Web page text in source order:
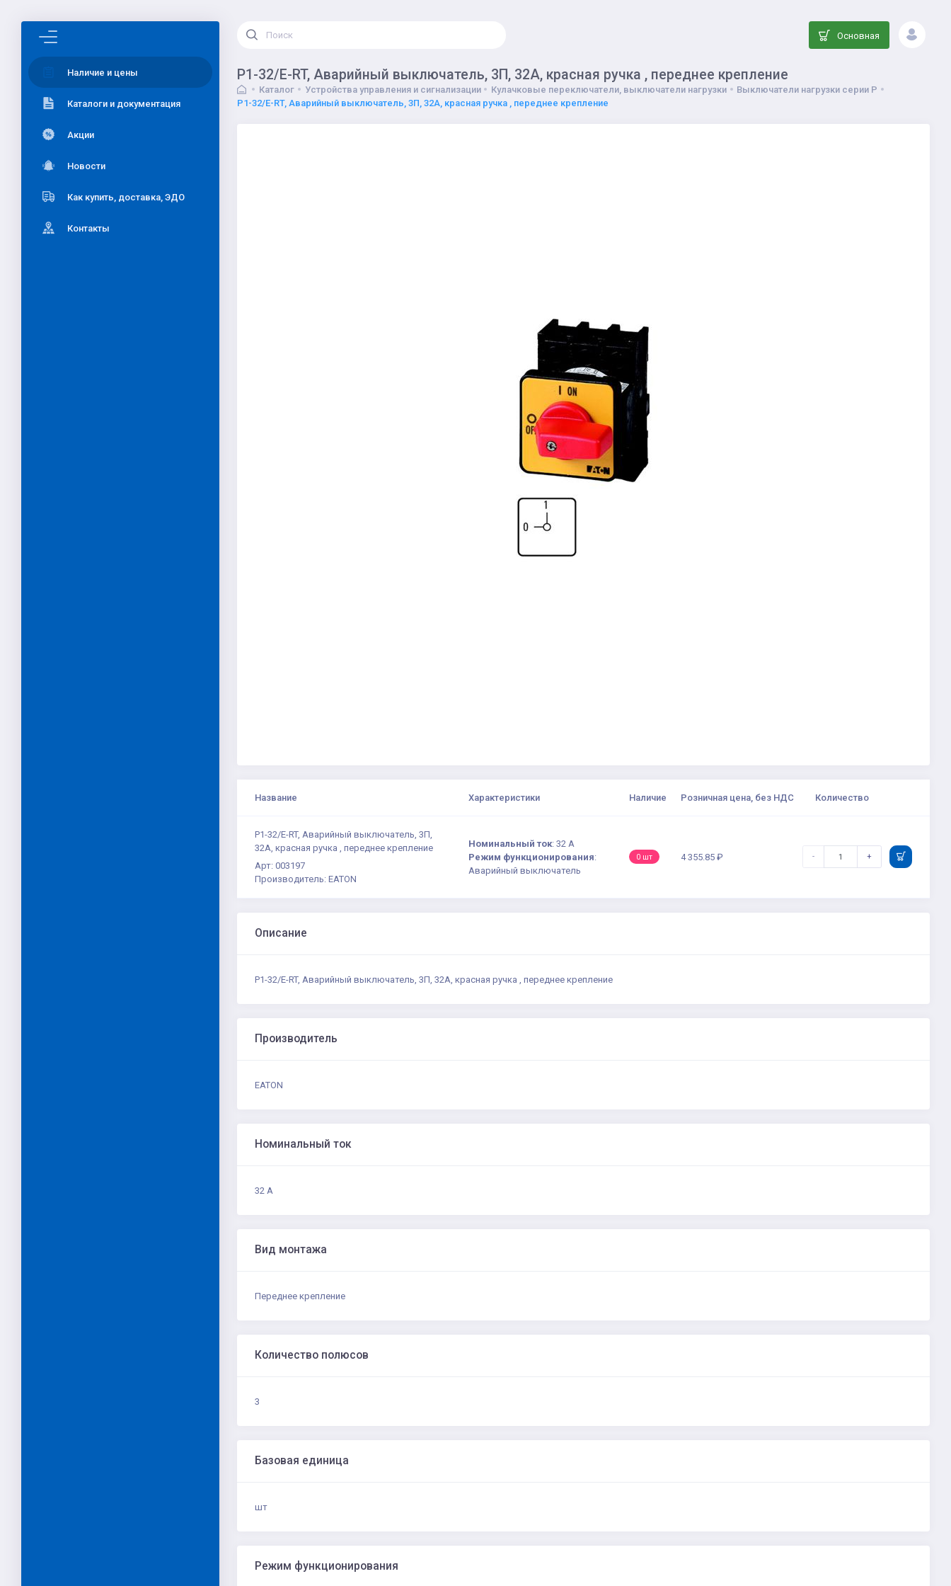
Наличие и цены
Каталоги и документация
Акции
Новости
Как купить, доставка, ЭДО
Контакты
Основная
P1-32/E-RT, Аварийный выключатель, 3П, 32A, красная ручка , переднее крепление
Каталог Устройства управления и сигнализации Кулачковые переключатели, выключатели нагрузки
Выключатели нагрузки серии P
P1-32/E-RT, Аварийный выключатель, 3П, 32A, красная ручка , переднее крепление
Название Характеристики Наличие Розничная цена, без НДС Количество
P1-32/E-RT, Аварийный выключатель, 3П,
32A, красная ручка , переднее крепление
Арт: 003197
Производитель: EATON
Номинальный ток: 32 А
Режим функционирования:
Аварийный выключатель
0 шт 4 355.85 ₽ - +
Описание
P1-32/E-RT, Аварийный выключатель, 3П, 32A, красная ручка , переднее крепление
Производитель
EATON
Номинальный ток
32 А
Вид монтажа
Переднее крепление
Количество полюсов
3
Базовая единица
шт
Режим функционирования